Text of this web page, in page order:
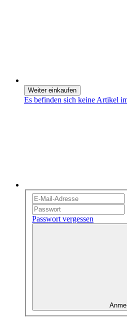
Weiter einkaufen
Es befinden sich keine Artikel
Passwort vergessen